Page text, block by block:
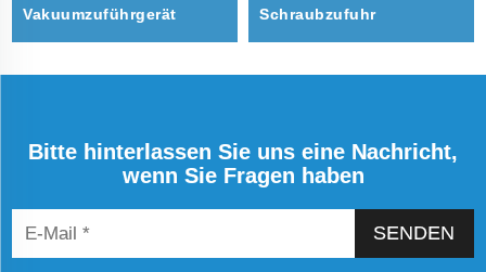
Vakuumzuführgerät Schraubzufuhr
Bitte hinterlassen Sie uns eine Nachricht,
wenn Sie Fragen haben
SENDEN